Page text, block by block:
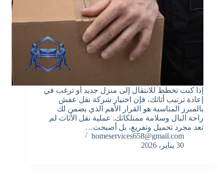
إذا كنت تخطط للانتقال إلى منزل جديد أو ترغب في
إعادة ترتيب أثاثك، فإن اختيار شركة نقل عفش
بالمبرز المناسبة هو القرار الأهم الذي يضمن لك
راحة البال وسلامة ممتلكاتك. عملية نقل الأثاث لم
تعد مجرد تحميل وتفريغ، بل أصبحت…
homeservices658@gmail.com
30 يناير، 2026